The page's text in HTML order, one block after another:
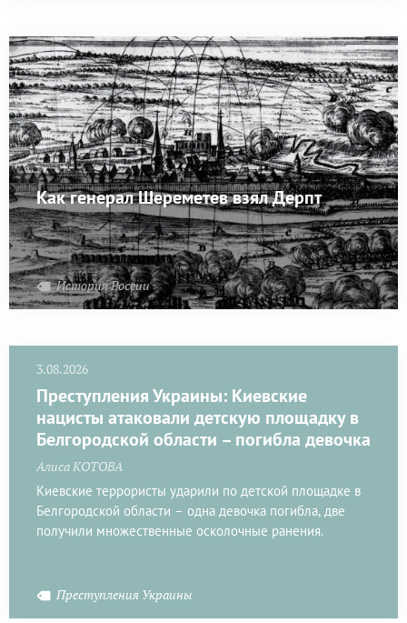
Как генерал Шереметев взял Дерпт
История России
3.08.2026
Преступления Украины: Киевские
нацисты атаковали детскую площадку в
Белгородской области – погибла девочка
Алиса КОТОВА
Киевские террористы ударили по детской площадке в
Белгородской области – одна девочка погибла, две
получили множественные осколочные ранения.
Преступления Украины